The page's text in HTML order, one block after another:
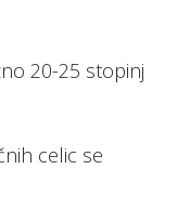
20-25 stopinj
celic se